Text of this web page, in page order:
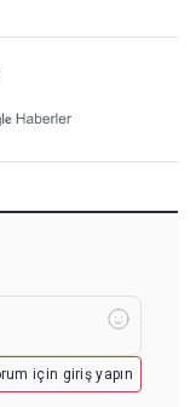
için giriş yapın